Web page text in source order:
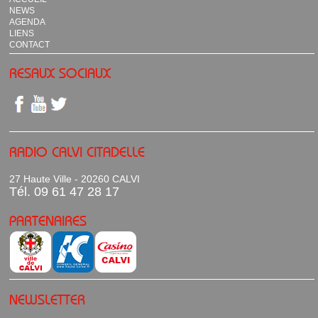
NEWS
AGENDA
LIENS
CONTACT
RESAUX SOCIAUX
RADIO CALVI CITADELLE
27 Haute Ville - 20260 CALVI
Tél. 09 61 47 28 17
PARTENAIRES
NEWSLETTER